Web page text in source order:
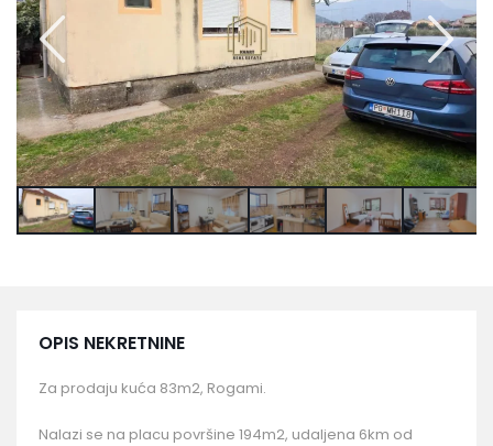
OPIS NEKRETNINE
Za prodaju kuća 83m2, Rogami.
Nalazi se na placu površine 194m2, udaljena 6km od